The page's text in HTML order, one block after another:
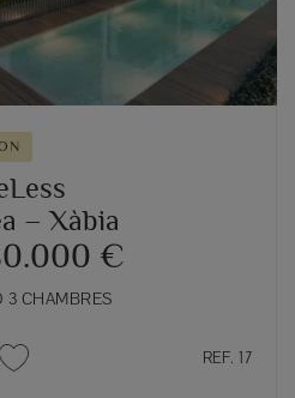
– Xàbia
€
3 CHAMBRES
REF. 17